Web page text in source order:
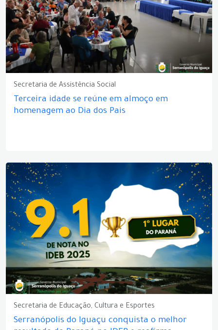
Secretaria de Assistência Social
Terceira idade se reúne em almoço em
homenagem ao Dia dos Pais
Secretaria de Educação, Cultura e Esportes
Serranópolis do Iguaçu conquista o melhor